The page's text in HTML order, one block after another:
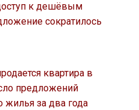
к дешёвым
сократилось
квартира в
предложений
за два года